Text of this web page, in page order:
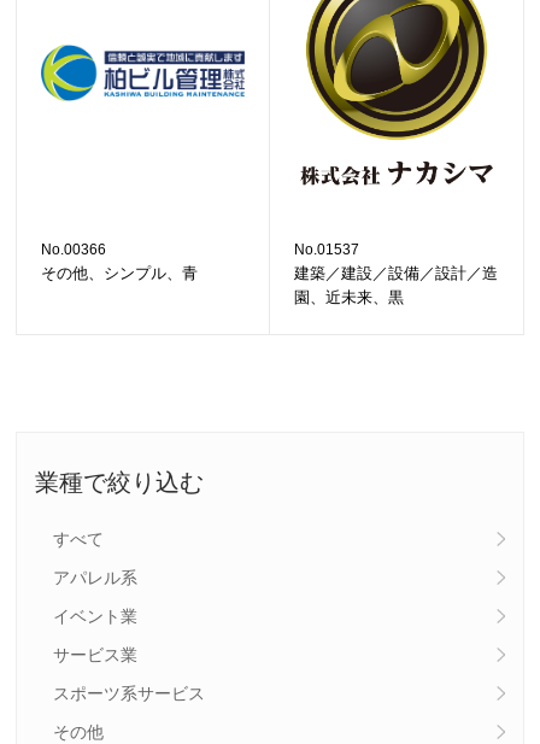
業種で絞り込む
すべて
アパレル系
イベント業
サービス業
スポーツ系サービス
その他
No.00366
その他、シンプル、青
No.01537
建築／建設／設備／設計／造
園、近未来、黒